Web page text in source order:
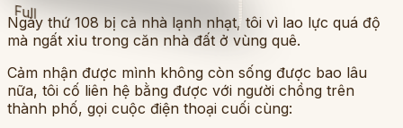
Full
Ngày thứ 108 bị cả nhà lạnh nhạt, tôi vì lao lực quá độ
mà ngất xỉu trong căn nhà đất ở vùng quê.
Cảm nhận được mình không còn sống được bao lâu
nữa, tôi cố liên hệ bằng được với người chồng trên
thành phố, gọi cuộc điện thoại cuối cùng: